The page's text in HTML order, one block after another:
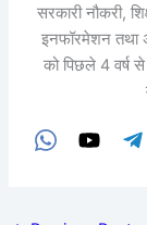
सरकारी नौकरी,
इनफॉरमेशन तथा
को पिछले 4 वर्ष